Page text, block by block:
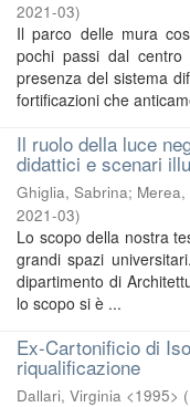
2021-03)
Il parco delle mura
pochi passi dal
presenza del sistema
fortificazioni che
Il ruolo della luce
didattici e scenari
Ghiglia, Sabrina;
2021-03)
Lo scopo della nostra
grandi spazi
dipartimento di
lo scopo si è ...
Ex-Cartonificio di
riqualificazione
Dallari, Virginia <1995> (